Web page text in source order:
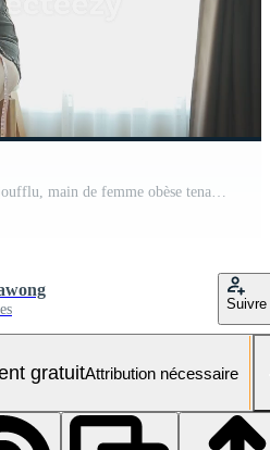
grosse femme, gros ventre, joufflu, main de femme obèse tenant la graisse du ventre excessive avec ruban à mesurer, concept de mode de vie de régime alimentaire femme Vidéo Gratuite
Suivre
gratuitAttribution nécessaire